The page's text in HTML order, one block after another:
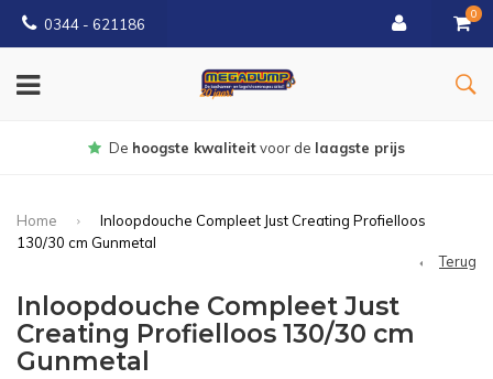
0344 - 621186
0
Gratisbezorgd vanaf € 150
Home
Inloopdouche Compleet Just Creating Profielloos
130/30 cm Gunmetal
Terug
Inloopdouche Compleet Just
Creating Profielloos 130/30 cm
Gunmetal